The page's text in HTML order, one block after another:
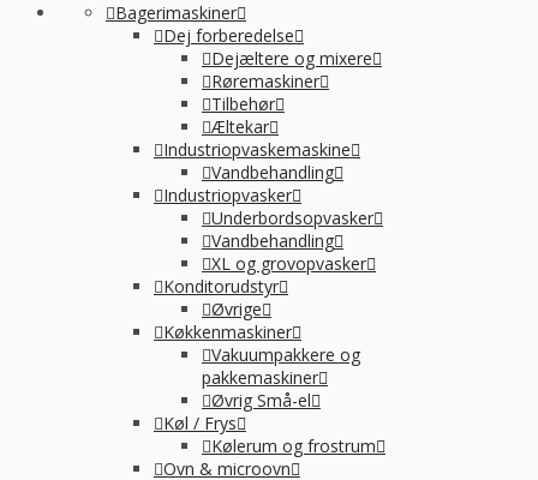
Bagerimaskiner
Dej forberedelse
Dejæltere og mixere
Røremaskiner
Tilbehør
Æltekar
Industriopvaskemaskine
Vandbehandling
Industriopvasker
Underbordsopvasker
Vandbehandling
XL og grovopvasker
Konditorudstyr
Øvrige
Køkkenmaskiner
Vakuumpakkere og
pakkemaskiner
Øvrig Små-el
Køl / Frys
Kølerum og frostrum
Ovn & microovn